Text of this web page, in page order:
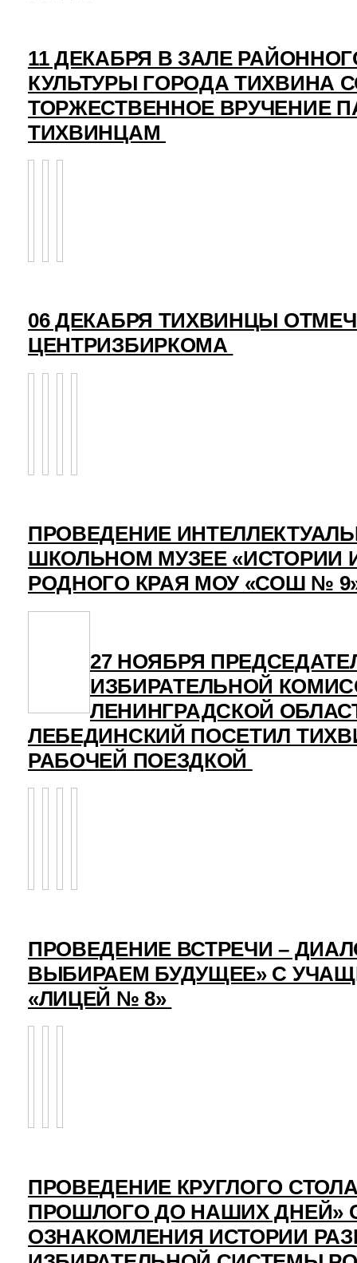
11 ДЕКАБРЯ В ЗАЛЕ
КУЛЬТУРЫ ГОРОДА ТИХВИНА
ТОРЖЕСТВЕННОЕ ВРУЧЕНИЕ
ТИХВИНЦАМ
06 ДЕКАБРЯ ТИХВИНЦЫ
ЦЕНТРИЗБИРКОМА
ПРОВЕДЕНИЕ
ШКОЛЬНОМ МУЗЕЕ «ИСТОРИИ
РОДНОГО КРАЯ МОУ «СОШ №
27 НОЯБРЯ
ИЗБИРАТЕЛЬНОЙ
ЛЕНИНГРАДСКОЙ
ЛЕБЕДИНСКИЙ ПОСЕТИЛ
РАБОЧЕЙ ПОЕЗДКОЙ
ПРОВЕДЕНИЕ ВСТРЕЧИ –
ВЫБИРАЕМ БУДУЩЕЕ» С
«ЛИЦЕЙ № 8»
ПРОВЕДЕНИЕ КРУГЛОГО
ПРОШЛОГО ДО НАШИХ ДНЕЙ»
ОЗНАКОМЛЕНИЯ ИСТОРИИ